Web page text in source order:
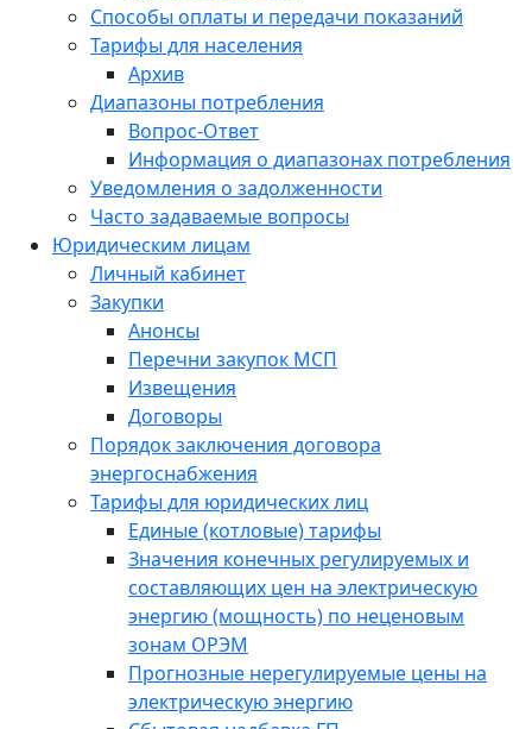
Способы оплаты и передачи показаний
Тарифы для населения
Архив
Диапазоны потребления
Вопрос-Ответ
Информация о диапазонах потребления
Уведомления о задолженности
Часто задаваемые вопросы
Юридическим лицам
Личный кабинет
Закупки
Анонсы
Перечни закупок МСП
Извещения
Договоры
Порядок заключения договора
энергоснабжения
Тарифы для юридических лиц
Единые (котловые) тарифы
Значения конечных регулируемых и
составляющих цен на электрическую
энергию (мощность) по неценовым
зонам ОРЭМ
Прогнозные нерегулируемые цены на
электрическую энергию